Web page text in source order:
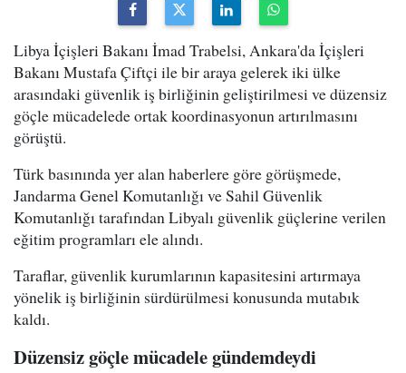
Libya İçişleri Bakanı İmad Trabelsi, Ankara'da İçişleri
Bakanı Mustafa Çiftçi ile bir araya gelerek iki ülke
arasındaki güvenlik iş birliğinin geliştirilmesi ve düzensiz
göçle mücadelede ortak koordinasyonun artırılmasını
görüştü.
Türk basınında yer alan haberlere göre görüşmede,
Jandarma Genel Komutanlığı ve Sahil Güvenlik
Komutanlığı tarafından Libyalı güvenlik güçlerine verilen
eğitim programları ele alındı.
Taraflar, güvenlik kurumlarının kapasitesini artırmaya
yönelik iş birliğinin sürdürülmesi konusunda mutabık
kaldı.
Düzensiz göçle mücadele gündemdeydi